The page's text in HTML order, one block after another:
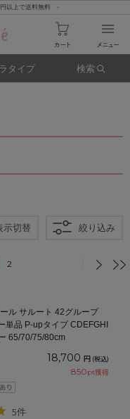
以上で送料無料 -
タイプ 検索
示切替 絞り込み
2
ル サルート 42グループ
単品 P-upタイプ CDEFGHI
ダー 65/70/75/80cm
18,700 円 (税込)
850pt獲得
5件